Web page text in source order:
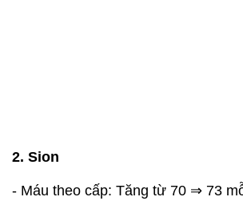
2. Sion
- Máu theo cấp: Tăng từ 70 ⇒ 73